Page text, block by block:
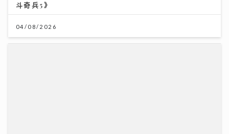
12/07/2026